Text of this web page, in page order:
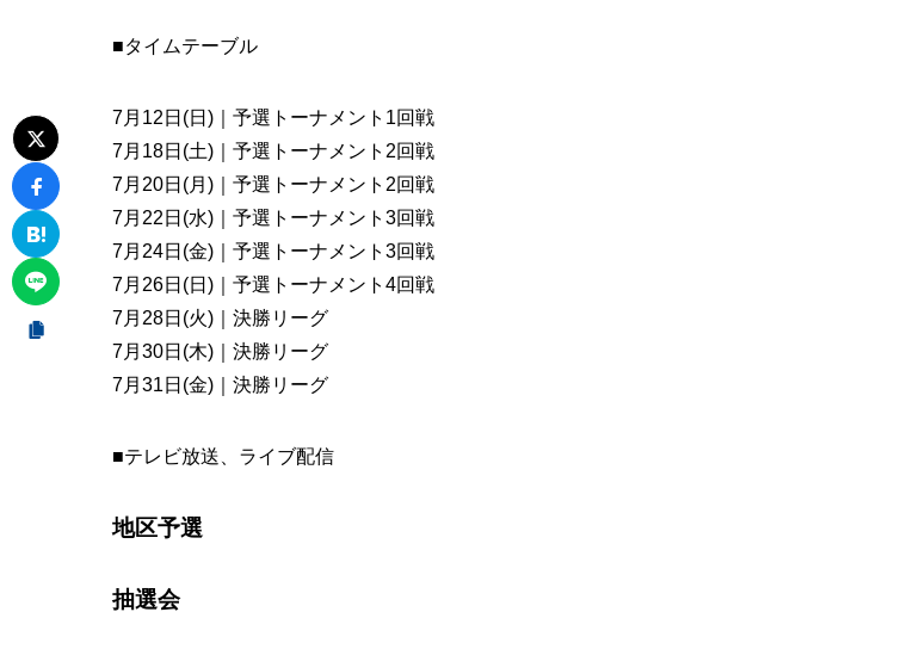
■タイムテーブル
7月12日(日)｜予選トーナメント1回戦
7月18日(土)｜予選トーナメント2回戦
7月20日(月)｜予選トーナメント2回戦
7月22日(水)｜予選トーナメント3回戦
7月24日(金)｜予選トーナメント3回戦
7月26日(日)｜予選トーナメント4回戦
7月28日(火)｜決勝リーグ
7月30日(木)｜決勝リーグ
7月31日(金)｜決勝リーグ
■テレビ放送、ライブ配信
地区予選
抽選会